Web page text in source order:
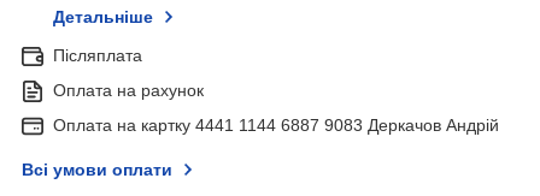
Детальніше
Післяплата
Оплата на рахунок
Оплата на картку 4441 1144 6887 9083 Деркачов Андрій
Всі умови оплати